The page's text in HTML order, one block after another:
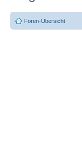
Foren-Übersicht